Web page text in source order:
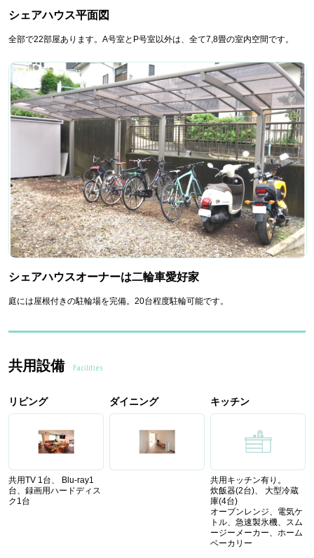
シェアハウス平面図
全部で22部屋あります。A号室とP号室以外は、全て7,8畳の室内空間です。
シェアハウスオーナーは二輪車愛好家
庭には屋根付きの駐輪場を完備。20台程度駐輪可能です。
共用設備 Facilities
リビング
共用TV 1台、 Blu-ray1
台、録画用ハードディス
ク1台
ダイニング キッチン
共用キッチン有り。
炊飯器(2台)、 大型冷蔵
庫(4台)
オーブンレンジ、電気ケ
トル、急速製氷機、スム
ージーメーカー、ホーム
ベーカリー